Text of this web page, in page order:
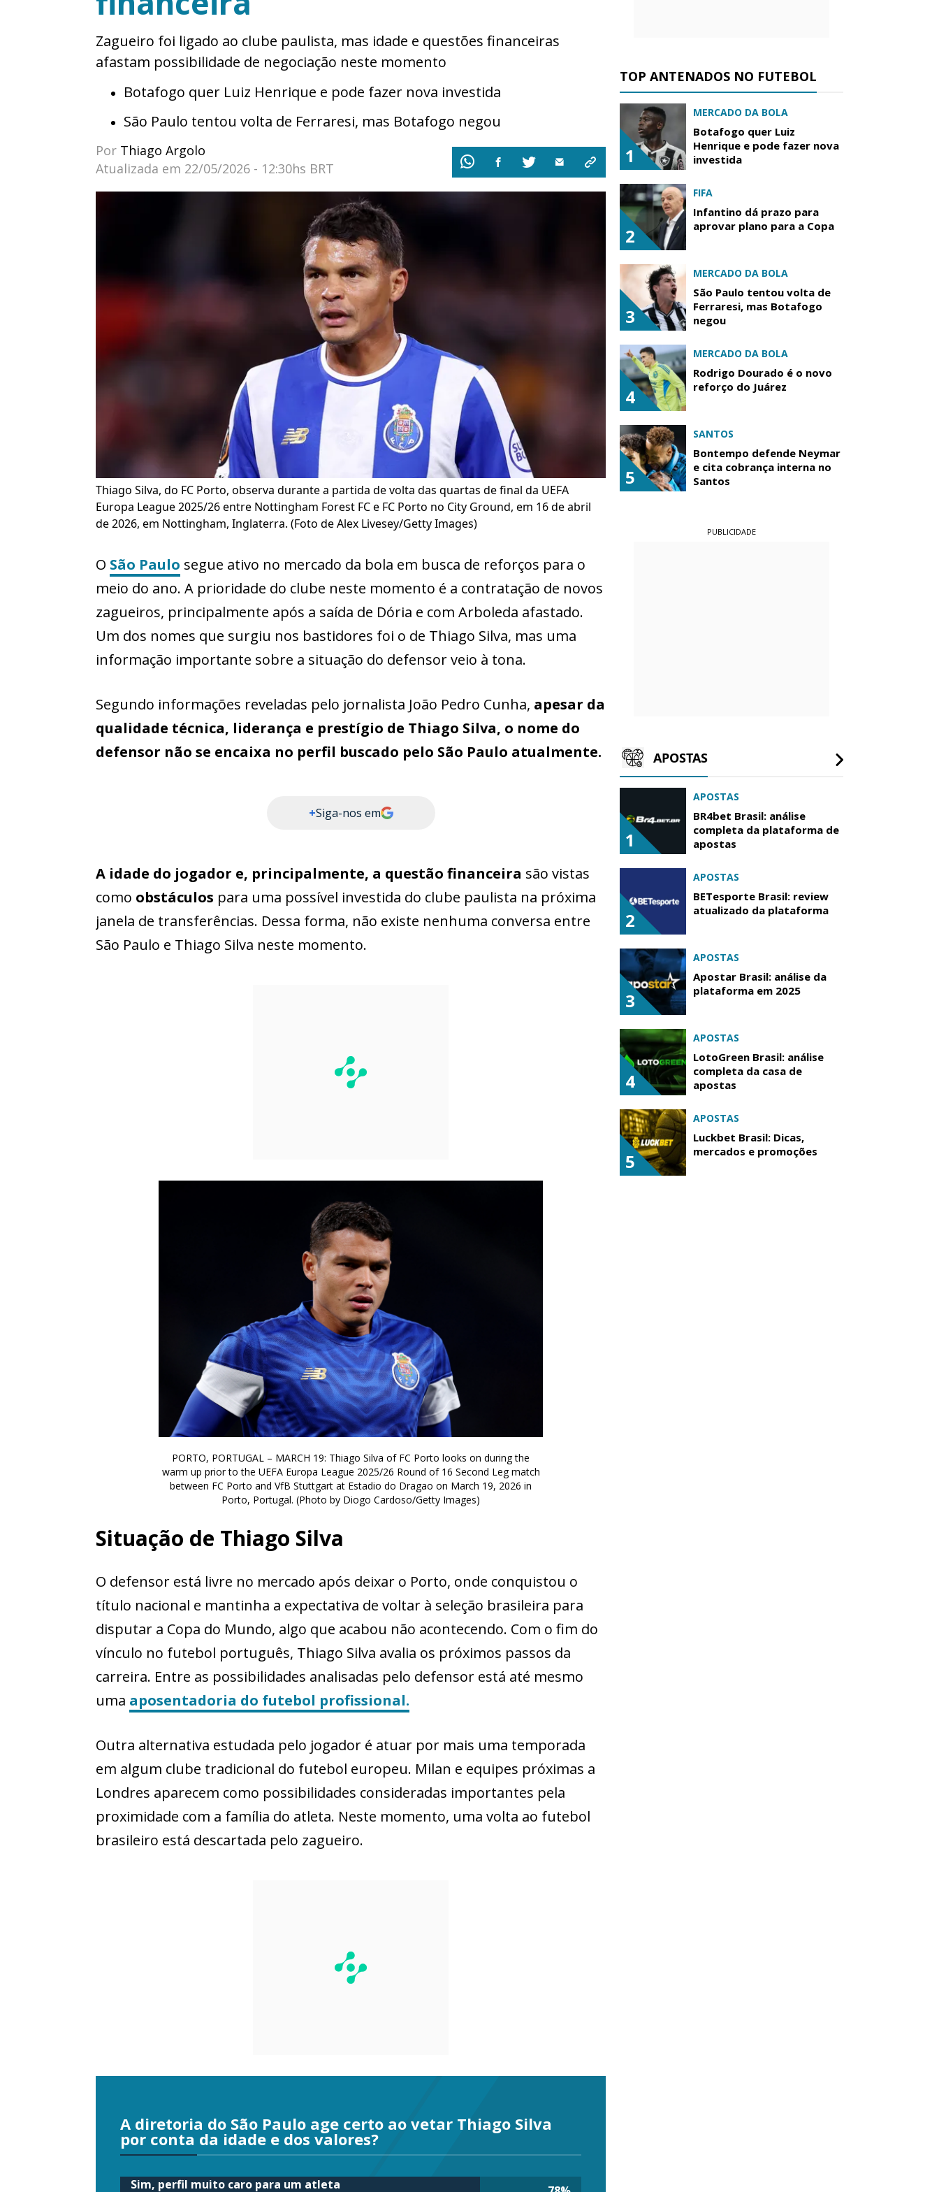
Zagueiro foi ligado ao clube paulista, mas idade e questões financeiras
afastam possibilidade de negociação neste momento
Botafogo quer Luiz Henrique e pode fazer nova investida
São Paulo tentou volta de Ferraresi, mas Botafogo negou
Por Thiago Argolo
Atualizada em 22/05/2026 - 12:30hs BRT
Thiago Silva, do FC Porto, observa durante a partida de volta das quartas de final da UEFA
Europa League 2025/26 entre Nottingham Forest FC e FC Porto no City Ground, em 16 de abril
de 2026, em Nottingham, Inglaterra. (Foto de Alex Livesey/Getty Images)
O São Paulo segue ativo no mercado da bola em busca de reforços para o
meio do ano. A prioridade do clube neste momento é a contratação de novos
zagueiros, principalmente após a saída de Dória e com Arboleda afastado.
Um dos nomes que surgiu nos bastidores foi o de Thiago Silva, mas uma
informação importante sobre a situação do defensor veio à tona.
Segundo informações reveladas pelo jornalista João Pedro Cunha, apesar da
qualidade técnica, liderança e prestígio de Thiago Silva, o nome do
defensor não se encaixa no perfil buscado pelo São Paulo atualmente.
+Siga-nos em
A idade do jogador e, principalmente, a questão financeira são vistas
como obstáculos para uma possível investida do clube paulista na próxima
janela de transferências. Dessa forma, não existe nenhuma conversa entre
São Paulo e Thiago Silva neste momento.
PORTO, PORTUGAL – MARCH 19: Thiago Silva of FC Porto looks on during the
warm up prior to the UEFA Europa League 2025/26 Round of 16 Second Leg match
between FC Porto and VfB Stuttgart at Estadio do Dragao on March 19, 2026 in
Porto, Portugal. (Photo by Diogo Cardoso/Getty Images)
Situação de Thiago Silva
O defensor está livre no mercado após deixar o Porto, onde conquistou o
título nacional e mantinha a expectativa de voltar à seleção brasileira para
disputar a Copa do Mundo, algo que acabou não acontecendo. Com o fim do
vínculo no futebol português, Thiago Silva avalia os próximos passos da
carreira. Entre as possibilidades analisadas pelo defensor está até mesmo
uma aposentadoria do futebol profissional.
Outra alternativa estudada pelo jogador é atuar por mais uma temporada
em algum clube tradicional do futebol europeu. Milan e equipes próximas a
Londres aparecem como possibilidades consideradas importantes pela
proximidade com a família do atleta. Neste momento, uma volta ao futebol
brasileiro está descartada pelo zagueiro.
A diretoria do São Paulo age certo ao vetar Thiago Silva
por conta da idade e dos valores?
Sim, perfil muito caro para um atleta
TOP ANTENADOS NO FUTEBOL
1
MERCADO DA BOLA
Botafogo quer Luiz
Henrique e pode fazer nova
investida
2
FIFA
Infantino dá prazo para
aprovar plano para a Copa
3
MERCADO DA BOLA
São Paulo tentou volta de
Ferraresi, mas Botafogo
negou
4
MERCADO DA BOLA
Rodrigo Dourado é o novo
reforço do Juárez
5
SANTOS
Bontempo defende Neymar
e cita cobrança interna no
Santos
PUBLICIDADE
APOSTAS
1
APOSTAS
BR4bet Brasil: análise
completa da plataforma de
apostas
2
APOSTAS
BETesporte Brasil: review
atualizado da plataforma
3
APOSTAS
Apostar Brasil: análise da
plataforma em 2025
4
APOSTAS
LotoGreen Brasil: análise
completa da casa de
apostas
5
APOSTAS
Luckbet Brasil: Dicas,
mercados e promoções